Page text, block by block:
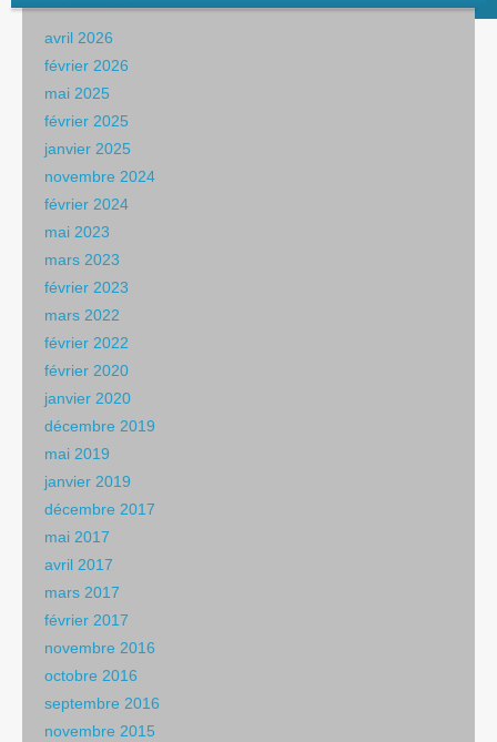
avril 2026
février 2026
mai 2025
février 2025
janvier 2025
novembre 2024
février 2024
mai 2023
mars 2023
février 2023
mars 2022
février 2022
février 2020
janvier 2020
décembre 2019
mai 2019
janvier 2019
décembre 2017
mai 2017
avril 2017
mars 2017
février 2017
novembre 2016
octobre 2016
septembre 2016
novembre 2015